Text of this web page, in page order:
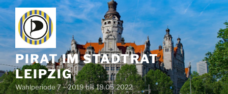
Zum
Inhalt
springen
PIRAT IM STADTRAT
LEIPZIG
Wahlperiode 7 – 2019 bis 18.05.2022